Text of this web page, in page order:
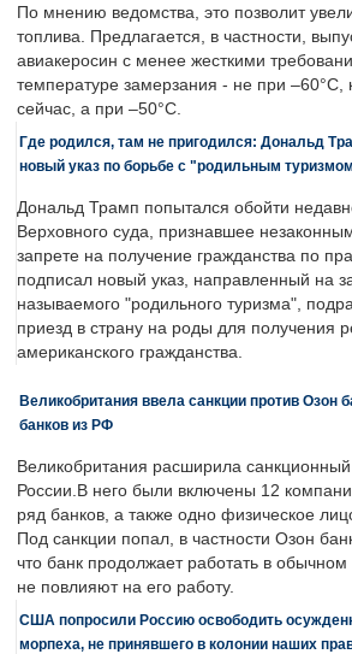
По мнению ведомства, это позволит
топлива. Предлагается, в частности,
авиакеросин с менее жесткими
температуре замерзания - не при –60°C,
сейчас, а при –50°C.
Где родился, там не пригодился: Дональд
новый указ по борьбе с "родильным
Дональд Трамп попытался обойти
Верховного суда, признавшее
запрете на получение гражданства по
подписал новый указ, направленный на
называемого "родильного туризма",
приезд в страну на роды для получения
американского гражданства.
Великобритания ввела санкции против Озон
банков из РФ
Великобритания расширила санкционный
России.В него были включены 12
ряд банков, а также одно физическое
Под санкции попал, в частности Озон
что банк продолжает работать в
не повлияют на его работу.
США попросили Россию освободить
морпеха, не принявшего в колонии наших